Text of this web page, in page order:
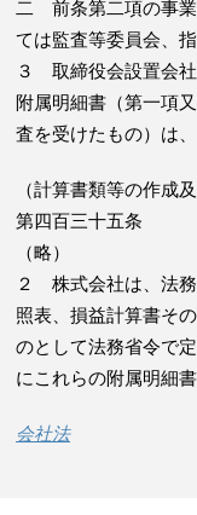
二 前条第二項の事
ては監査等委員会、
３ 取締役会設置会社
附属明細書（第一項
査を受けたもの）は
（計算書類等の作成
第四百三十五条
（略）
２ 株式会社は、法
照表、損益計算書そ
のとして法務省令で
にこれらの附属明細
会社法